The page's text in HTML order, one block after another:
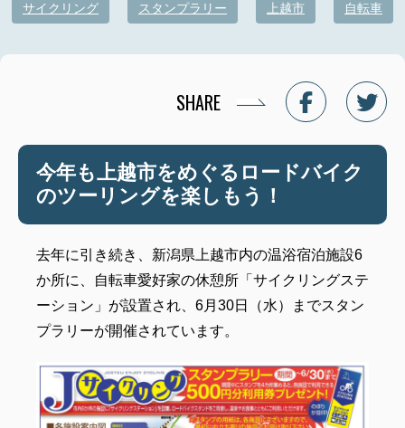
サイクリング スタンプラリー 上越市 自転車
SHARE
今年も上越市をめぐるロードバイク
のツーリングを楽しもう！
去年に引き続き、新潟県上越市内の温浴宿泊施設6
か所に、自転車愛好家の休憩所「サイクリングステ
ーション」が設置され、6月30日（水）までスタン
プラリーが開催されています。